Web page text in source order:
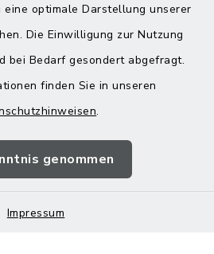
eine optimale Darstellung unserer
Die Einwilligung zur Nutzung
bei Bedarf gesondert abgefragt.
finden Sie in unseren
.
genommen
Impressum
Sitemap